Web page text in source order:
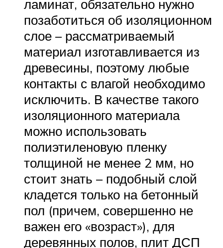
ламинат, обязательно нужно
позаботиться об изоляционном
слое – рассматриваемый
материал изготавливается из
древесины, поэтому любые
контакты с влагой необходимо
исключить. В качестве такого
изоляционного материала
можно использовать
полиэтиленовую пленку
толщиной не менее 2 мм, но
стоит знать – подобный слой
кладется только на бетонный
пол (причем, совершенно не
важен его «возраст»), для
деревянных полов, плит ДСП